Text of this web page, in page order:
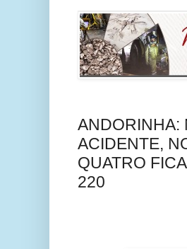
ANDORINHA:
ACIDENTE,
QUATRO
220